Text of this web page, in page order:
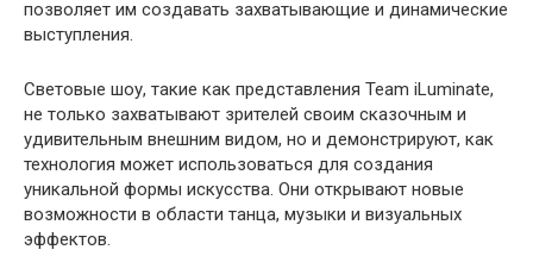
позволяет им создавать захватывающие и динамические
выступления.
Световые шоу, такие как представления Team iLuminate,
не только захватывают зрителей своим сказочным и
удивительным внешним видом, но и демонстрируют, как
технология может использоваться для создания
уникальной формы искусства. Они открывают новые
возможности в области танца, музыки и визуальных
эффектов.